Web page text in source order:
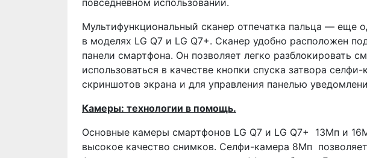
повседневном использовании.
Мультифункциональный сканер отпечатка пальца — еще
в моделях LG Q7 и LG Q7+. Сканер удобно расположен
панели смартфона. Он позволяет легко разблокировать
использоваться в качестве кнопки спуска затвора
скриншотов экрана и для управления панелью
Камеры: технологии в помощь.
Основные камеры смартфонов LG Q7 и LG Q7+ 13Мп и
высокое качество снимков. Селфи-камера 8Мп